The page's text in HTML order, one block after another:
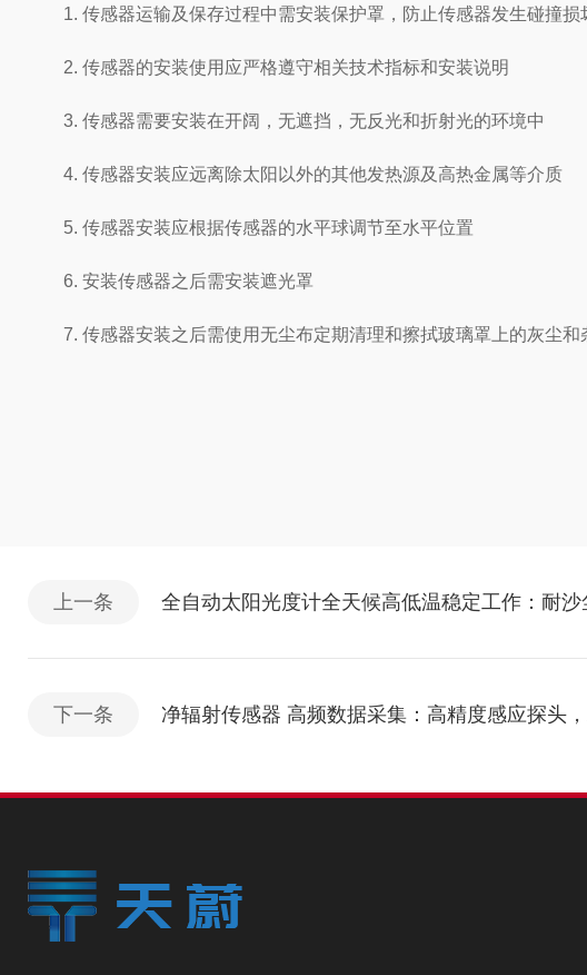
1. 传感器运输及保存过程中需安装保护罩，防止传感器发生碰撞损
2. 传感器的安装使用应严格遵守相关技术指标和安装说明
3. 传感器需要安装在开阔，无遮挡，无反光和折射光的环境中
4. 传感器安装应远离除太阳以外的其他发热源及高热金属等介质
5. 传感器安装应根据传感器的水平球调节至水平位置
6. 安装传感器之后需安装遮光罩
7. 传感器安装之后需使用无尘布定期清理和擦拭玻璃罩上的灰尘和
上一条 全自动太阳光度计全天候高低温稳定工作：耐
下一条 净辐射传感器 高频数据采集：高精度感应探头